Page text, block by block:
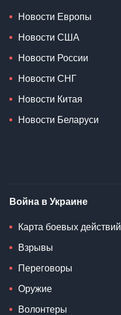
Новости Европы
Новости США
Новости России
Новости СНГ
Новости Китая
Новости Беларуси
Война в Украине
Карта боевых действий
Взрывы
Переговоры
Оружие
Волонтеры